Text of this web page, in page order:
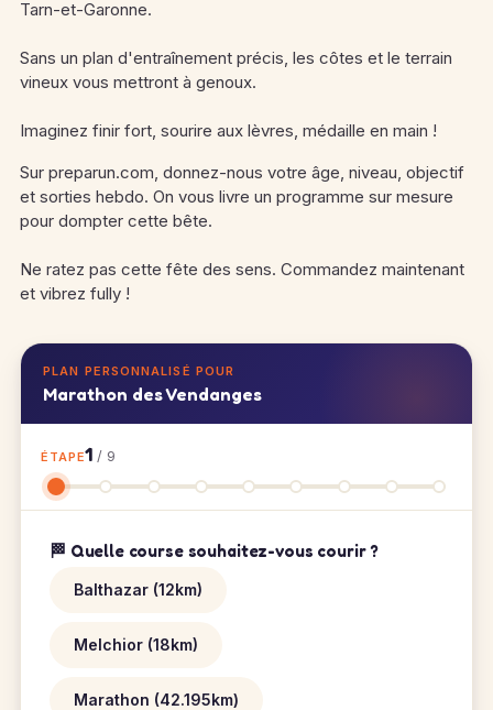
Tarn-et-Garonne.
Sans un plan d'entraînement précis, les côtes et le terrain
vineux vous mettront à genoux.
Imaginez finir fort, sourire aux lèvres, médaille en main !
Sur preparun.com, donnez-nous votre âge, niveau, objectif
et sorties hebdo. On vous livre un programme sur mesure
pour dompter cette bête.
Ne ratez pas cette fête des sens. Commandez maintenant
et vibrez fully !
PLAN PERSONNALISÉ POUR
Marathon des Vendanges
ÉTAPE1 / 9
🏁 Quelle course souhaitez-vous courir ?
Balthazar (12km)
Melchior (18km)
Marathon (42.195km)